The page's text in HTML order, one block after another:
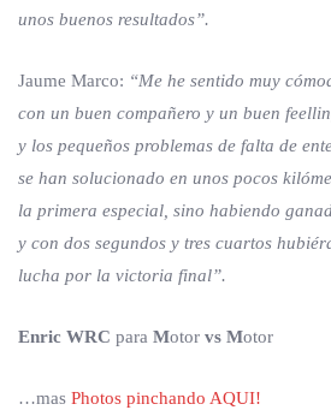
unos buenos resultados”.
Jaume Marco: “Me he sentido muy
con un buen compañero y un buen
y los pequeños problemas de falta de
se han solucionado en unos pocos
la primera especial, sino habiendo
y con dos segundos y tres cuartos
lucha por la victoria final”.
Enric WRC para Motor vs Motor
…mas Photos pinchando AQUI!